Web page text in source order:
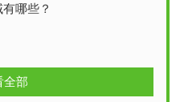
哪些？
全部